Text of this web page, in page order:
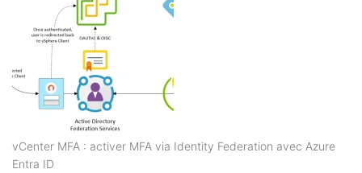
vCenter MFA : activer MFA via Identity Federation avec Azure
Entra ID